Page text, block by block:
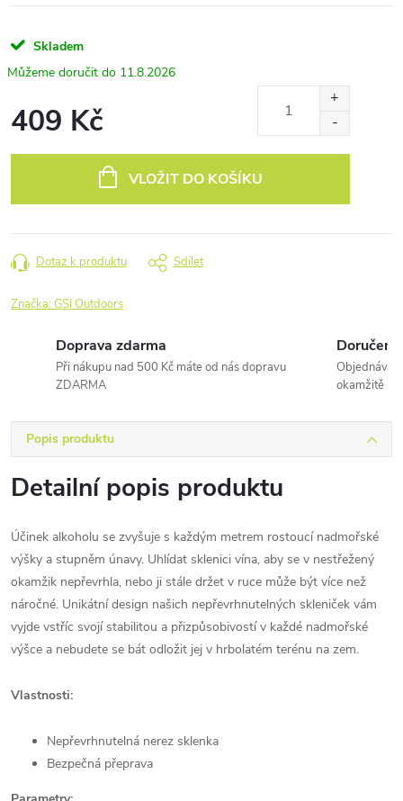
Skladem
11.8.2026
409 Kč
VLOŽIT DO KOŠÍKU
Dotaz k produktu Sdílet
Značka:GSI Outdoors
Doprava zdarma
Při nákupu nad 500 Kč máte od nás dopravu
ZDARMA
Doručení
okamžitě
Popis produktu
Detailní popis produktu
Účinek alkoholu se zvyšuje s každým metrem rostoucí nadmořské
výšky a stupněm únavy. Uhlídat sklenici vína, aby se v nestřežený
okamžik nepřevrhla, nebo ji stále držet v ruce může být více než
náročné. Unikátní design našich nepřevrhnutelných skleniček vám
vyjde vstříc svojí stabilitou a přizpůsobivostí v každé nadmořské
výšce a nebudete se bát odložit jej v hrbolatém terénu na zem.
Vlastnosti:
Nepřevrhnutelná nerez sklenka
Bezpečná přeprava